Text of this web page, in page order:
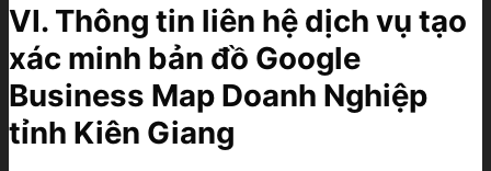
VI. Thông tin liên hệ dịch vụ tạo
xác minh bản đồ Google
Business Map Doanh Nghiệp
tỉnh Kiên Giang